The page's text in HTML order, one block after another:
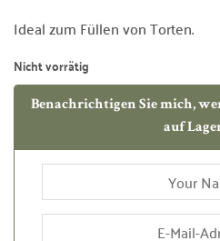
Ideal zum Füllen von Torten.
Nicht vorrätig
Benachrichtigen Sie mich,
auf